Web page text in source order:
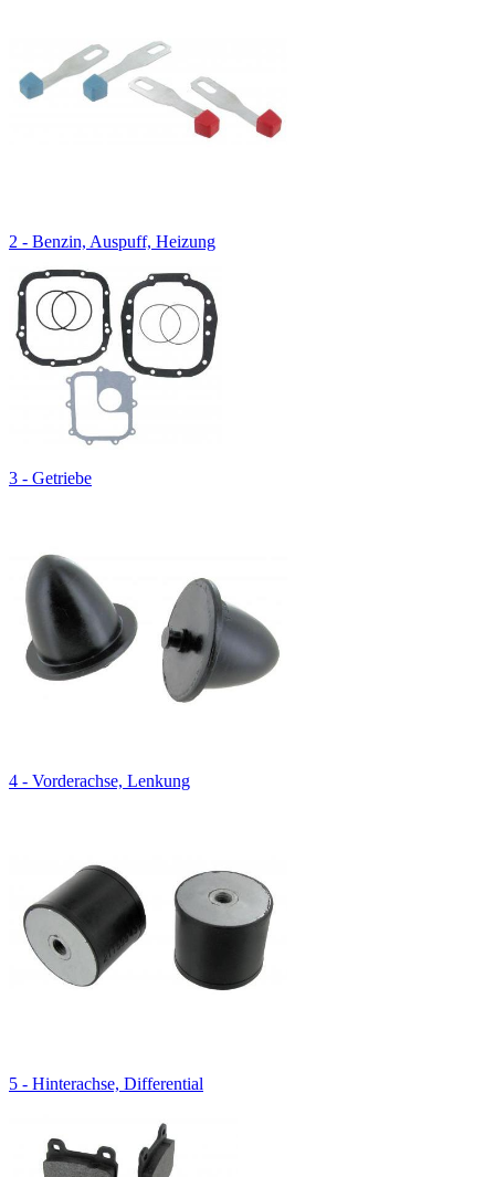
2 - Benzin, Auspuff, Heizung
3 - Getriebe
4 - Vorderachse, Lenkung
5 - Hinterachse, Differential